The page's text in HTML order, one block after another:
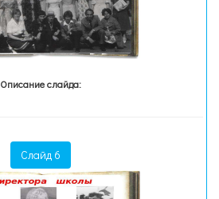
Описание слайда:
Слайд 6